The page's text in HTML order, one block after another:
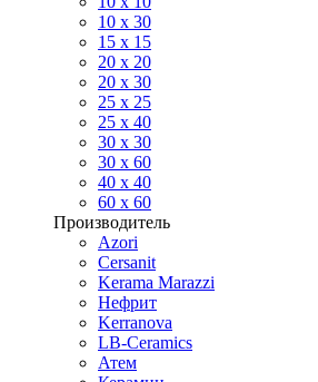
10 x 30
15 x 15
20 х 20
20 x 30
25 x 25
25 x 40
30 x 30
30 х 60
40 х 40
60 х 60
Производитель
Azori
Cersanit
Kerama Marazzi
Нефрит
Kerranova
LB-Ceramics
Атем